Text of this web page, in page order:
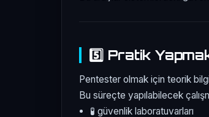
5️⃣ Pratik
Pentester olmak için teorik
Bu süreçte yapılabilecek
🧪 güvenlik laboratuvarları